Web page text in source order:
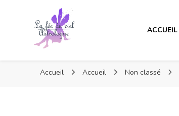
ACCUEIL
Accueil Accueil Non classé